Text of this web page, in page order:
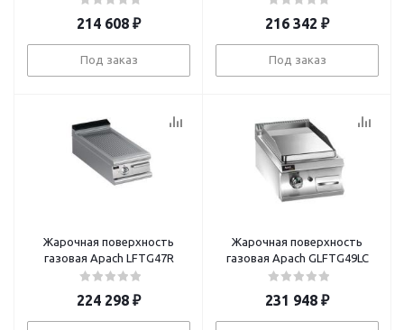
214 608 ₽
Под заказ
216 342 ₽
Под заказ
Жарочная поверхность
газовая Apach LFTG47R
224 298 ₽
Жарочная поверхность
газовая Apach GLFTG49LC
231 948 ₽